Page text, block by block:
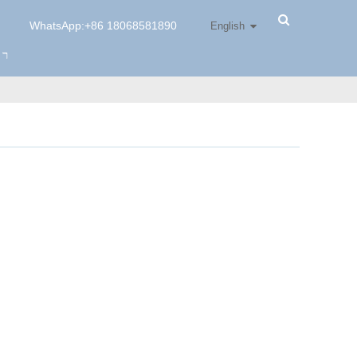
WhatsApp:+86 18068581890 English